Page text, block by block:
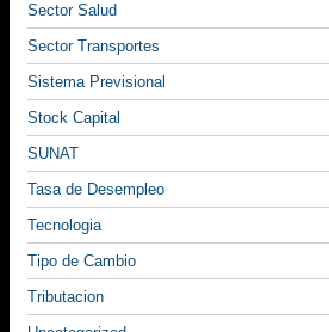
Sector Salud
Sector Transportes
Sistema Previsional
Stock Capital
SUNAT
Tasa de Desempleo
Tecnologia
Tipo de Cambio
Tributacion